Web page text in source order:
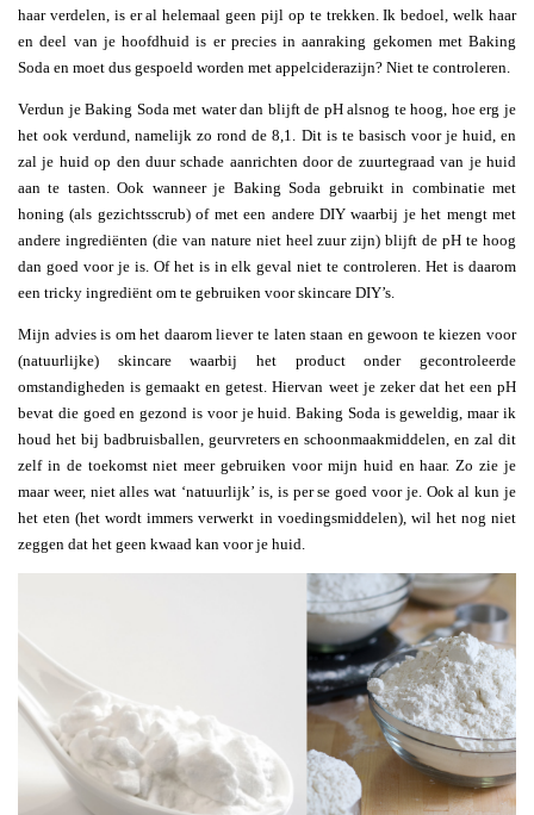
haar verdelen, is er al helemaal geen pijl op te trekken. Ik bedoel, welk haar
en deel van je hoofdhuid is er precies in aanraking gekomen met Baking
Soda en moet dus gespoeld worden met appelciderazijn? Niet te controleren.
Verdun je Baking Soda met water dan blijft de pH alsnog te hoog, hoe erg je
het ook verdund, namelijk zo rond de 8,1. Dit is te basisch voor je huid, en
zal je huid op den duur schade aanrichten door de zuurtegraad van je huid
aan te tasten. Ook wanneer je Baking Soda gebruikt in combinatie met
honing (als gezichtsscrub) of met een andere DIY waarbij je het mengt met
andere ingrediënten (die van nature niet heel zuur zijn) blijft de pH te hoog
dan goed voor je is. Of het is in elk geval niet te controleren. Het is daarom
een tricky ingrediënt om te gebruiken voor skincare DIY’s.
Mijn advies is om het daarom liever te laten staan en gewoon te kiezen voor
(natuurlijke) skincare waarbij het product onder gecontroleerde
omstandigheden is gemaakt en getest. Hiervan weet je zeker dat het een pH
bevat die goed en gezond is voor je huid. Baking Soda is geweldig, maar ik
houd het bij badbruisballen, geurvreters en schoonmaakmiddelen, en zal dit
zelf in de toekomst niet meer gebruiken voor mijn huid en haar. Zo zie je
maar weer, niet alles wat ‘natuurlijk’ is, is per se goed voor je. Ook al kun je
het eten (het wordt immers verwerkt in voedingsmiddelen), wil het nog niet
zeggen dat het geen kwaad kan voor je huid.